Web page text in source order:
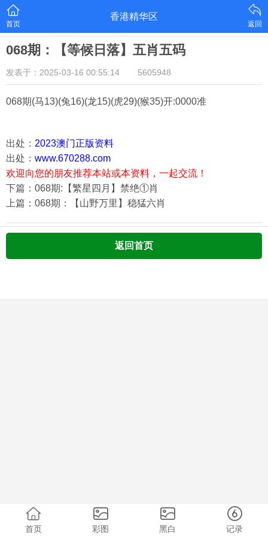
首页
香港精华区
返回
068期：【等候日落】五肖五码
发表于：2025-03-16 00:55:14 5605948
068期(马13)(兔16)(龙15)(虎29)(猴35)开:0000准
出处： 2023澳门正版资料
出处： www.670288.com
欢迎向您的朋友推荐本站或本资料，一起交流！
下篇：068期:【繁星四月】禁绝①肖
上篇：068期：【山野万里】稳猛六肖
返回首页
首页 彩图 黑白 记录